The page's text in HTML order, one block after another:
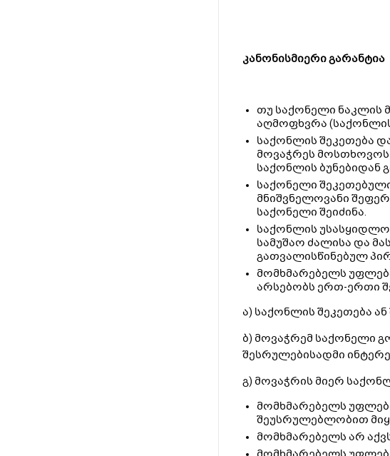
კანონისმიერი გარანტია
თუ საქონელი ნაკლის
აღმოფხვრა
საქონლის შეკეთება
მოვაჭრეს მოსთხოვოს
საქონლის ბუნებიდან
საქონელი
მნიშვნელოვანი
საქონელი შეიძინა.
საქონლის
სამუშაო ძალისა და
გათვალისწინებულ
მომხმარებელს
არსებობს ერთ-ერთი
ა) საქონლის შეკეთება
ბ) მოვაჭრემ საქონელი
შესრულებისადმი
გ) მოვაჭრის მიერ
მომხმარებელს
შეუსრულებლობით
მომხმარებელს არ